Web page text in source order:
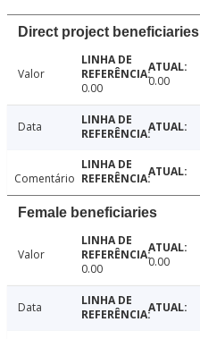
Direct project beneficiaries
Valor
0.00
0.00
Data
Comentário
Female beneficiaries
Valor
0.00
0.00
Data